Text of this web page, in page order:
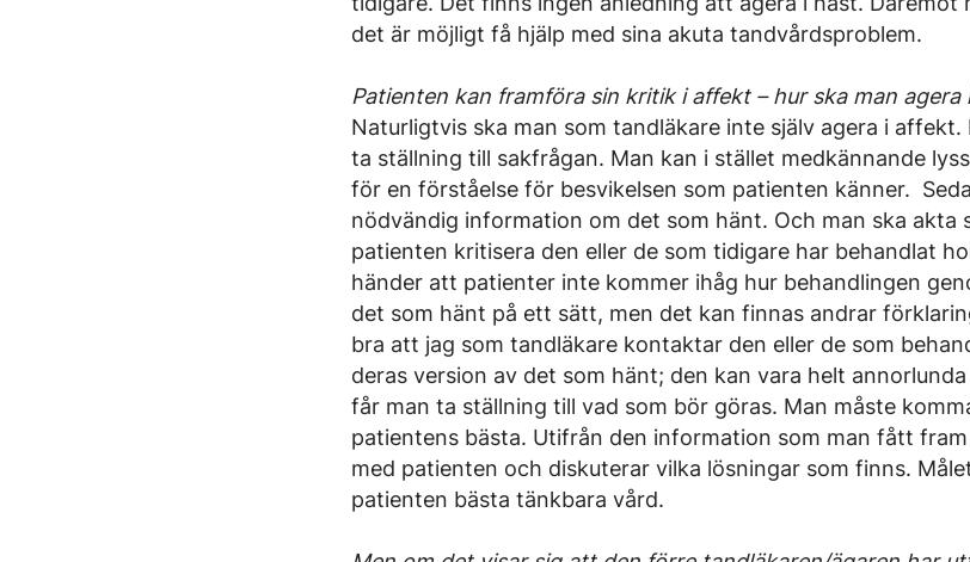
det är möjligt få hjälp med sina akuta tandvårdsproblem.
Patienten kan framföra sin kritik i affekt – hur ska man agera
Naturligtvis ska man som tandläkare inte själv agera i
ta ställning till sakfrågan. Man kan i stället medkännande
för en förståelse för besvikelsen som patienten känner.
nödvändig information om det som hänt. Och man ska
patienten kritisera den eller de som tidigare har behandlat
händer att patienter inte kommer ihåg hur behandlingen
det som hänt på ett sätt, men det kan finnas andrar
bra att jag som tandläkare kontaktar den eller de som
deras version av det som hänt; den kan vara helt
får man ta ställning till vad som bör göras. Man måste
patientens bästa. Utifrån den information som man fått
med patienten och diskuterar vilka lösningar som finns.
patienten bästa tänkbara vård.